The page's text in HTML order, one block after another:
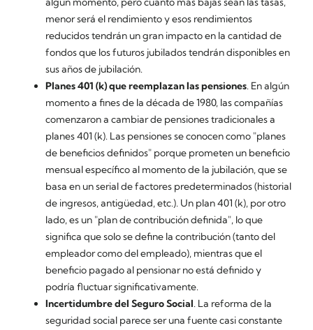
menor será el rendimiento y esos rendimientos
reducidos tendrán un gran impacto en la cantidad de
fondos que los futuros jubilados tendrán disponibles en
sus años de jubilación.
Planes 401 (k) que reemplazan las pensiones. En algún
momento a fines de la década de 1980, las compañías
comenzaron a cambiar de pensiones tradicionales a
planes 401 (k). Las pensiones se conocen como "planes
de beneficios definidos" porque prometen un beneficio
mensual específico al momento de la jubilación, que se
basa en un serial de factores predeterminados (historial
de ingresos, antigüedad, etc.). Un plan 401 (k), por otro
lado, es un "plan de contribución definida", lo que
significa que solo se define la contribución (tanto del
empleador como del empleado), mientras que el
beneficio pagado al pensionar no está definido y
podría fluctuar significativamente.
Incertidumbre del Seguro Social. La reforma de la
seguridad social parece ser una fuente casi constante